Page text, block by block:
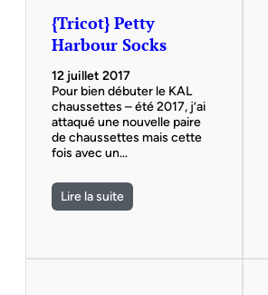
{Tricot} Petty
Harbour Socks
12 juillet 2017
Pour bien débuter le KAL
chaussettes – été 2017, j’ai
attaqué une nouvelle paire
de chaussettes mais cette
fois avec un…
Lire la suite